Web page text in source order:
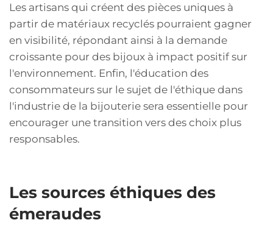
Les artisans qui créent des pièces uniques à
partir de matériaux recyclés pourraient gagner
en visibilité, répondant ainsi à la demande
croissante pour des bijoux à impact positif sur
l'environnement. Enfin, l'éducation des
consommateurs sur le sujet de l'éthique dans
l'industrie de la bijouterie sera essentielle pour
encourager une transition vers des choix plus
responsables.
Les sources éthiques des
émeraudes